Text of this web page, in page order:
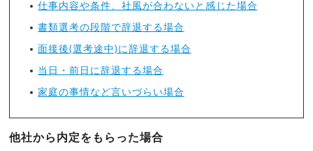
仕事内容や条件、社風が合わないと感じた場合
書類選考の段階で辞退する場合
面接後(選考途中)に辞退する場合
当日・前日に辞退する場合
家庭の事情など言いづらい場合
他社から内定をもらった場合